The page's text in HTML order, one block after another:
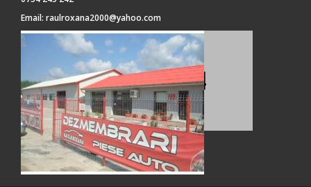
Email: raulroxana2000@yahoo.com